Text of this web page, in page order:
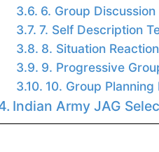
6. Group Discussion
7. Self Description
8. Situation
9. Progressive
10. Group
Indian Army JAG